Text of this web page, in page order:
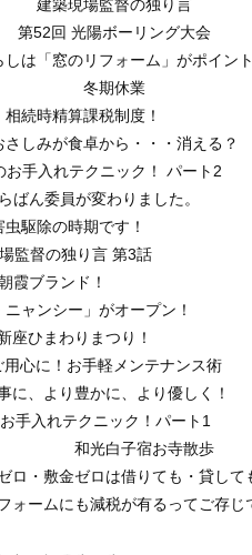
建築現場監督の独り言
第52回 光陽ボーリング大会
しは「窓のリフォーム」がポイン
冬期休業
相続時精算課税制度！
さしみが食卓から・・・消える？
お手入れテクニック！ パート2
ばん委員が変わりました。
虫駆除の時期です！
監督の独り言 第3話
霞ブランド！
ニャンシー」がオープン！
座ひまわりまつり！
用心に！お手軽メンテナンス術
に、より豊かに、より優しく！
手入れテクニック！パート1
和光白子宿お寺散歩
ロ・敷金ゼロは借りても・貸して
ォームにも減税が有るってご存じ